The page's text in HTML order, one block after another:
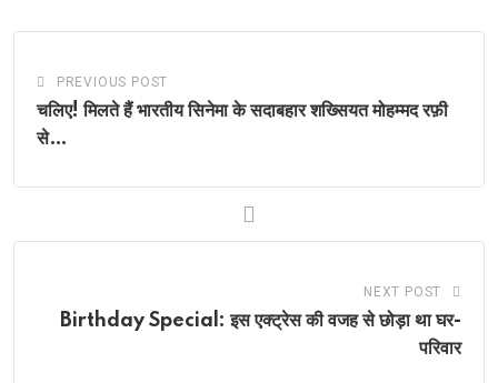
PREVIOUS POST
चलिए! मिलते हैं भारतीय सिनेमा के सदाबहार शख्सियत मोहम्मद रफ़ी
से…
NEXT POST
Birthday Special: इस एक्ट्रेस की वजह से छोड़ा था घर-
परिवार